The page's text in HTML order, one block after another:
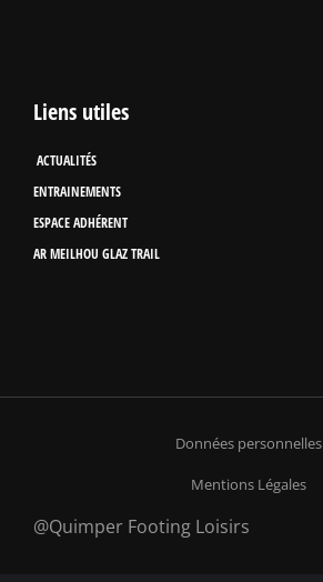
Liens utiles
ACTUALITÉS
ENTRAINEMENTS
ESPACE ADHÉRENT
AR MEILHOU GLAZ TRAIL
@Quimper Footing Loisirs
Données personnelles
Mentions Légales